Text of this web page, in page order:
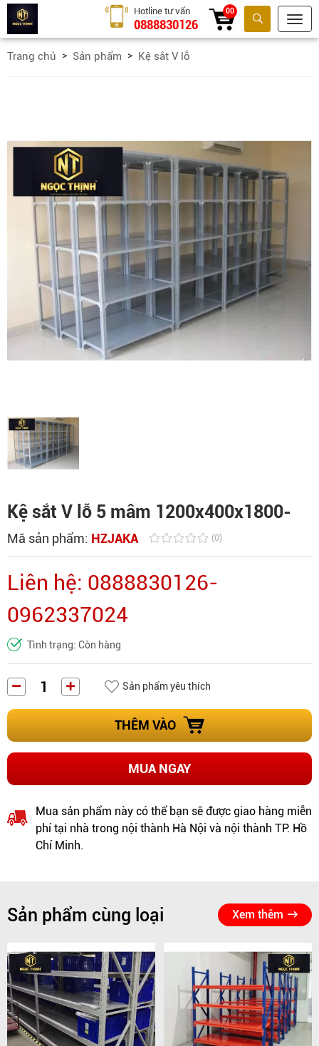
Tìm kiếm
Hotline tư vấn
0888830126
00
Trang chủ Sản phẩm Kệ sắt V lỗ
Kệ sắt V lỗ 5 mâm 1200x400x1800-
Mã sản phẩm: HZJAKA (0)
Liên hệ: 0888830126-
0962337024
Tình trạng: Còn hàng
Sản phẩm yêu thích
THÊM VÀO
MUA NGAY
Mua sản phẩm này có thể bạn sẽ được giao hàng miễn
phí tại nhà trong nội thành Hà Nội và nội thành TP. Hồ
Chí Minh.
Sản phẩm cùng loại Xem thêm